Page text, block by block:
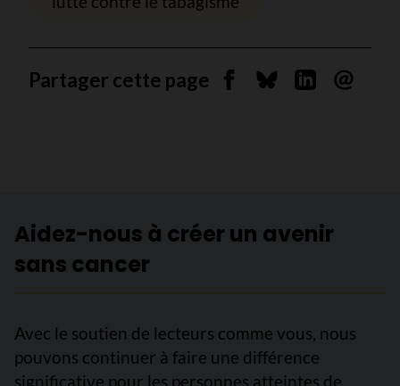
Partager cette page Partager sur Facebook
Partager sur
Partager sur
Aidez-nous à créer un avenir
sans cancer
Avec le soutien de lecteurs comme vous, nous
pouvons continuer à faire une différence
significative pour les personnes atteintes de